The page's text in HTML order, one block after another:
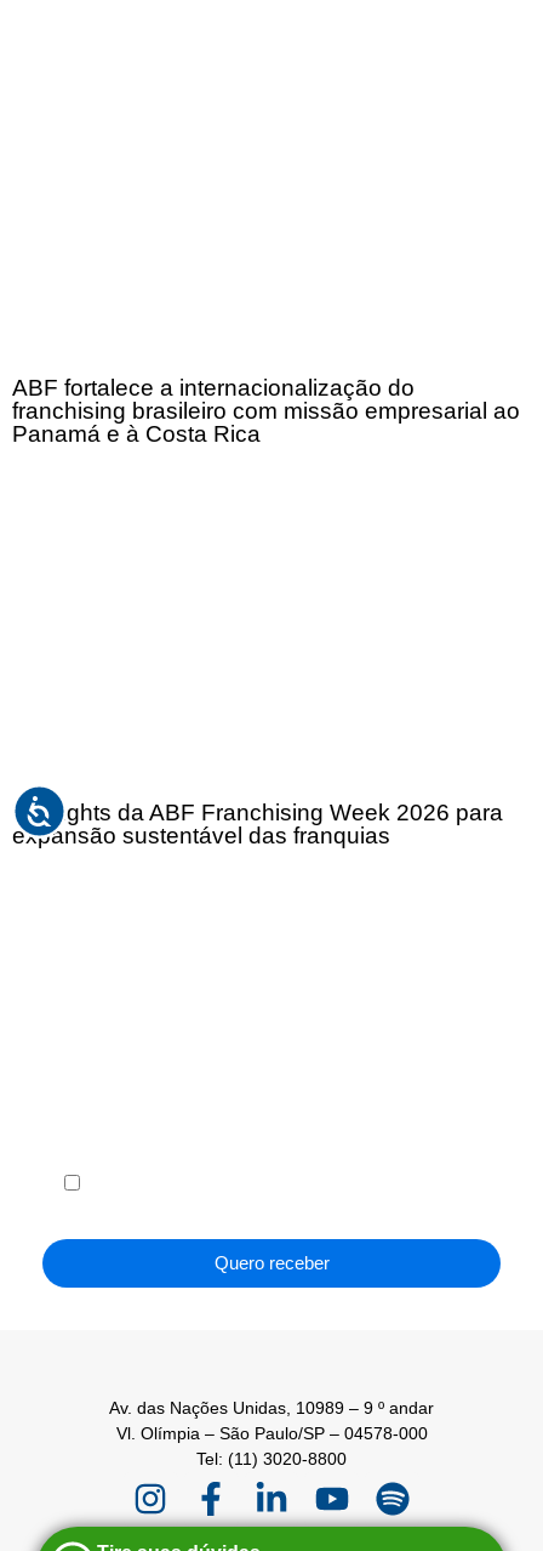
ABF fortalece a internacionalização do
franchising brasileiro com missão empresarial ao
Panamá e à Costa Rica
7 insights da ABF Franchising Week 2026 para
expansão sustentável das franquias
Quero receber
Av. das Nações Unidas, 10989 – 9 º andar
Vl. Olímpia – São Paulo/SP – 04578-000
Tel: (11) 3020-8800